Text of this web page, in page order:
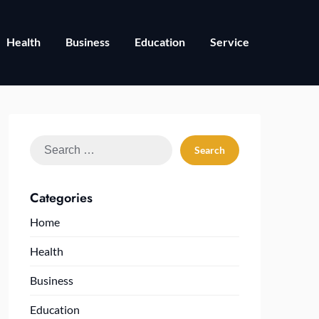
Health Business Education Service
Search
Categories
Home
Health
Business
Education